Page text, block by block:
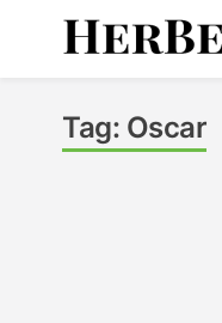
Tag: Oscar